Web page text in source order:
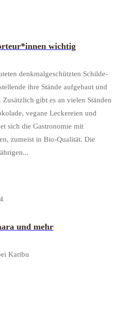
wichtig
denkmalgeschützten Schilde-
ihre Stände aufgebaut und
gibt es an vielen Ständen
vegane Leckereien und
sich die Gastronomie mit
zumeist in Bio-Qualität. Die
und mehr
Karibu